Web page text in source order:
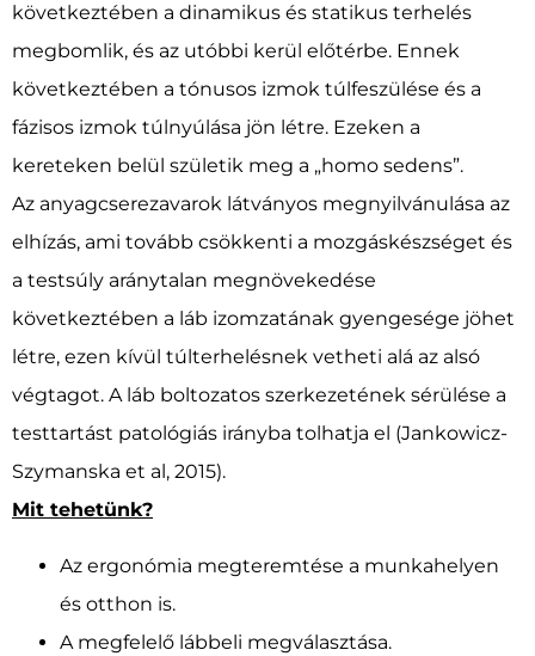
következtében a dinamikus és statikus terhelés
megbomlik, és az utóbbi kerül előtérbe. Ennek
következtében a tónusos izmok túlfeszülése és a
fázisos izmok túlnyúlása jön létre. Ezeken a
kereteken belül születik meg a „homo sedens”.
Az anyagcserezavarok látványos megnyilvánulása az
elhízás, ami tovább csökkenti a mozgáskészséget és
a testsúly aránytalan megnövekedése
következtében a láb izomzatának gyengesége jöhet
létre, ezen kívül túlterhelésnek vetheti alá az alsó
végtagot. A láb boltozatos szerkezetének sérülése a
testtartást patológiás irányba tolhatja el (Jankowicz-
Szymanska et al, 2015).
Mit tehetünk?
Az ergonómia megteremtése a munkahelyen
és otthon is.
A megfelelő lábbeli megválasztása.